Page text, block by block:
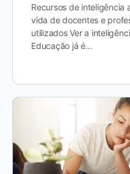
Recursos de inteligência
vida de docentes e
utilizados Ver a
Educação já é…